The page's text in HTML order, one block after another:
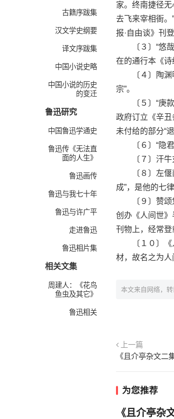
古籍序跋集
汉文学史纲要
译文序跋集
中国小说史略
中国小说的历史
的变迁
鲁迅研究
中国鲁迅学通史
鲁迅传《无法直
面的人生》
鲁迅画传
鲁迅与我七十年
鲁迅与许广平
走进鲁迅
鲁迅相片集
相关文集
周建人：《花鸟
鱼虫及其它》
鲁迅相关
家。终南捷径
去飞来宰相衙
报·自由谈》刊
〔３〕“悠哉
在的通行本《诗
〔４〕陶渊明
宗”。
〔５〕“庚款”
政府订立《辛丑
未付给的部分“
〔６〕“隐君
〔７〕汗牛充
〔８〕左偃南
成”，是他的七
〔９〕赞颂悠
创办《人间世》
刊物上，经常登
〔１０〕《人
材，故名之为人
本文来自网络，转
上一篇
《且介亭杂文二
为您推荐
《且介亭杂